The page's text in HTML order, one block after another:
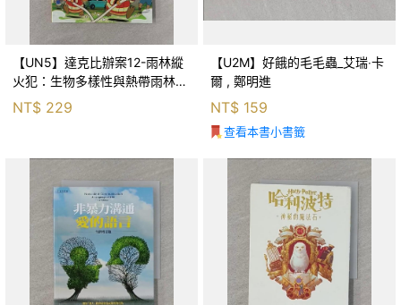
【UN5】達克比辦案12-雨林縱
火犯：生物多樣性與熱帶雨林生
態系_柯智元
NT$ 229
【U2M】好餓的毛毛蟲_艾瑞‧卡
爾 , 鄭明進
NT$ 159
查看本書小書籤